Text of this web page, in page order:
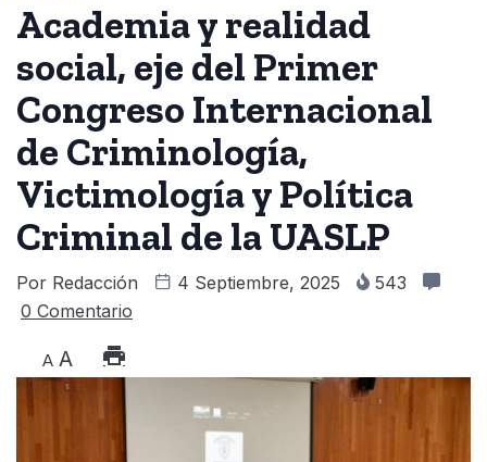
Academia y realidad
social, eje del Primer
Congreso Internacional
de Criminología,
Victimología y Política
Criminal de la UASLP
Por Redacción 4 Septiembre, 2025
543
0 Comentario
A A